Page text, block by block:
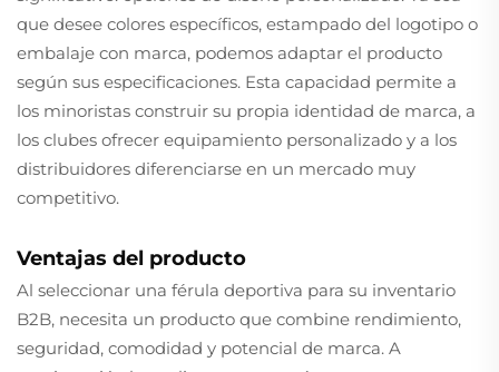
que desee colores específicos, estampado del logotipo o
embalaje con marca, podemos adaptar el producto
según sus especificaciones. Esta capacidad permite a
los minoristas construir su propia identidad de marca, a
los clubes ofrecer equipamiento personalizado y a los
distribuidores diferenciarse en un mercado muy
competitivo.
Ventajas del producto
Al seleccionar una férula deportiva para su inventario
B2B, necesita un producto que combine rendimiento,
seguridad, comodidad y potencial de marca. A